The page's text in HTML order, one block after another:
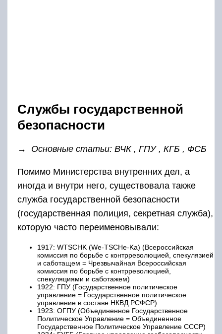
Службы государственной
безопасности
→ Основные статьи: ВЧК , ГПУ , КГБ , ФСБ
Помимо Министерства внутренних дел, а
иногда и внутри него, существовала также
служба государственной безопасности
(государственная полиция, секретная служба),
которую часто переименовывали:
1917: WTSCHK (We-TSCHe-Ka) (Всероссийская
комиссия по борьбе с контрреволюцией, спекулязией
и саботащем = Чрезвычайная Всероссийская
комиссия по борьбе с контрреволюцией,
спекуляциями и саботажем)
1922: ГПУ (Государственное политическое
управление = Государственное политическое
управление в составе НКВД РСФСР)
1923: ОГПУ (Объединенное Государственное
Политическое Управление = Объединенное
Государственное Политическое Управление СССР)